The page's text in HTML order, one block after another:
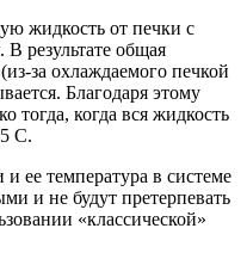
жидкость от печки с
В результате общая
за охлаждаемого печкой
Благодаря этому
тогда, когда вся жидкость
С.
ее температура в системе
и не будут претерпевать
«классической»